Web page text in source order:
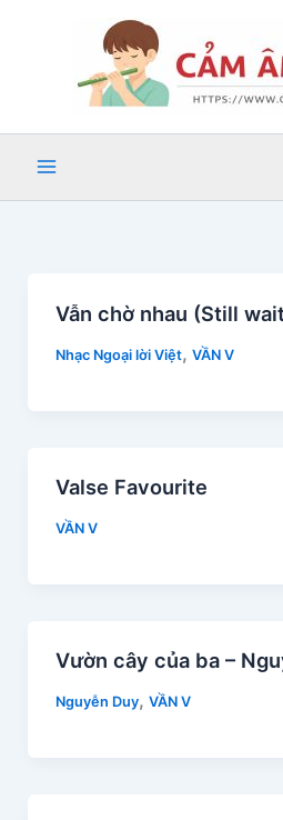
Vẫn chờ nhau (Still
Nhạc Ngoại lời Việt, VẦN V
Valse Favourite
VẦN V
Vườn cây của ba –
Nguyễn Duy, VẦN V